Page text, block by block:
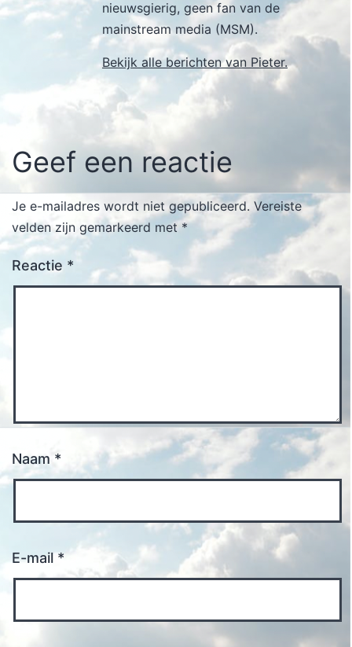
nieuwsgierig, geen fan van de
mainstream media (MSM).
Bekijk alle berichten van Pieter.
Geef een reactie
Je e-mailadres wordt niet gepubliceerd. Vereiste
velden zijn gemarkeerd met *
Reactie *
Naam *
E-mail*